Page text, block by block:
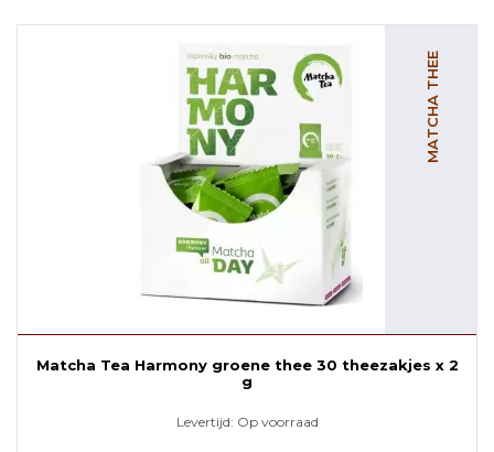
MATCHA THEE
Matcha Tea Harmony groene thee 30 theezakjes x 2
g
Levertijd: Op voorraad